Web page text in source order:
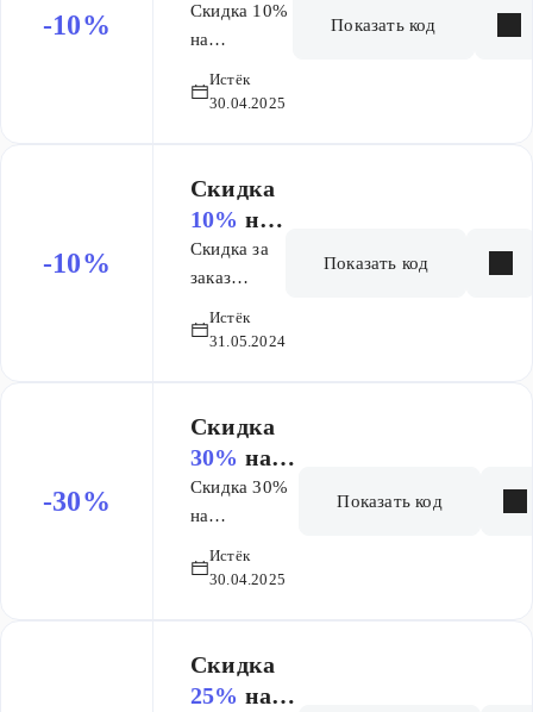
-10% заказ
Скидка 10%
на
ассортимент
Истёк
30.04.2025
Показать код
-10%
Скидка
10% на
заказ
Скидка за
заказ
и спа
Истёк
31.05.2024
Показать код
-30%
Скидка
30% на
заказ
Скидка 30%
на
ассортимент!
Истёк
30.04.2025
Показать код
Скидка
25% на